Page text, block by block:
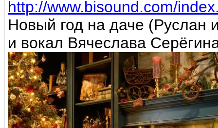
http://www.bisound.com/
Новый год на даче
и вокал Вячеслава